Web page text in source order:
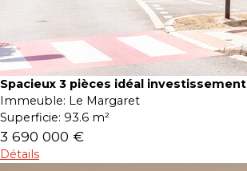
Spacieux 3 pièces idéal investissement
Immeuble: Le Margaret
Superficie: 93.6 m²
3 690 000 €
Détails